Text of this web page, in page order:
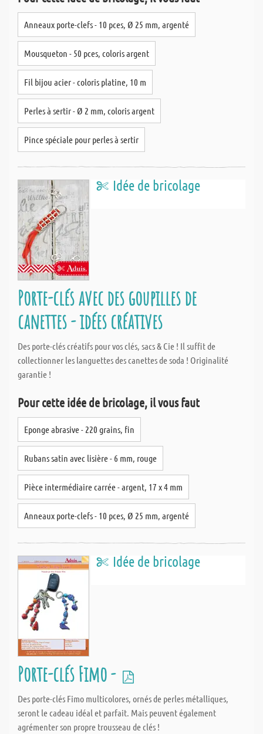
Anneaux porte-clefs - 10 pces, Ø 25 mm, argenté
Mousqueton - 50 pces, coloris argent
Fil bijou acier - coloris platine, 10 m
Perles à sertir - Ø 2 mm, coloris argent
Pince spéciale pour perles à sertir
Idée de bricolage
Porte-clés avec des goupilles de
canettes - idées créatives
Des porte-clés créatifs pour vos clés, sacs & Cie ! Il suffit de
collectionner les languettes des canettes de soda ! Originalité
garantie !
Pour cette idée de bricolage, il vous faut
Eponge abrasive - 220 grains, fin
Rubans satin avec lisière - 6 mm, rouge
Pièce intermédiaire carrée - argent, 17 x 4 mm
Anneaux porte-clefs - 10 pces, Ø 25 mm, argenté
Idée de bricolage
Porte-clés Fimo -
Des porte-clés Fimo multicolores, ornés de perles métalliques,
seront le cadeau idéal et parfait. Mais peuvent également
agrémenter son propre trousseau de clés !